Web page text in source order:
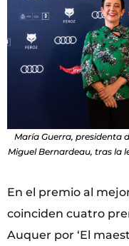
María Guerra, presidenta
Miguel Bernardeau, tras la
En el premio al
coinciden cuatro
Auquer por ‘El